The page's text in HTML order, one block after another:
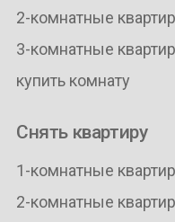
2-комнатные
3-комнатные
купить комнату
Снять квартиру
1-комнатные
2-комнатные